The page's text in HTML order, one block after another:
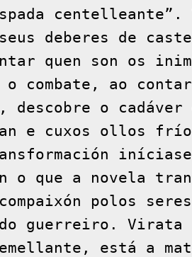
deberes de
quen son os
combate, ao
descobre o cadáver
e cuxos ollos
o que a novela
polos
guerreiro. Virata
está a